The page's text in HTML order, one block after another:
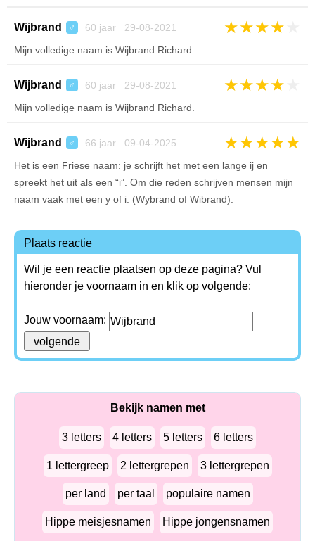
Wijbrand ♂ 60 jaar 29-08-2021 ★★★★
Mijn volledige naam is Wijbrand Richard
Wijbrand ♂ 60 jaar 29-08-2021 ★★★★
Mijn volledige naam is Wijbrand Richard.
Wijbrand ♂ 66 jaar 09-04-2025 ★★★★★
Het is een Friese naam: je schrijft het met een lange ij en
spreekt het uit als een “i”. Om die reden schrijven mensen mijn
naam vaak met een y of i. (Wybrand of Wibrand).
Plaats reactie
Wil je een reactie plaatsen op deze pagina? Vul
hieronder je voornaam in en klik op volgende:
Jouw voornaam:
Bekijk namen met
3 letters 4 letters 5 letters 6 letters
1 lettergreep 2 lettergrepen 3 lettergrepen
per land per taal populaire namen
Hippe meisjesnamen Hippe jongensnamen